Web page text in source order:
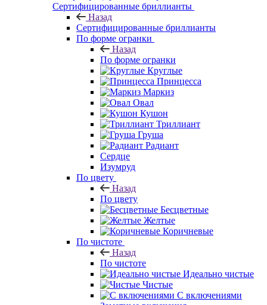
Сертифицированные бриллианты
Назад
Сертифицированные бриллианты
По форме огранки
Назад
По форме огранки
Круглые
Принцесса
Маркиз
Овал
Кушон
Триллиант
Груша
Радиант
Сердце
Изумруд
По цвету
Назад
По цвету
Бесцветные
Желтые
Коричневые
По чистоте
Назад
По чистоте
Идеально чистые
Чистые
С включениями